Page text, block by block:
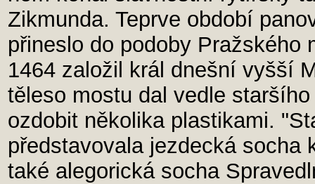
Zikmunda. Teprve období
přineslo do podoby Pražského
1464 založil král dnešní vyšší
těleso mostu dal vedle
ozdobit několika plastikami.
představovala jezdecká socha
také alegorická socha